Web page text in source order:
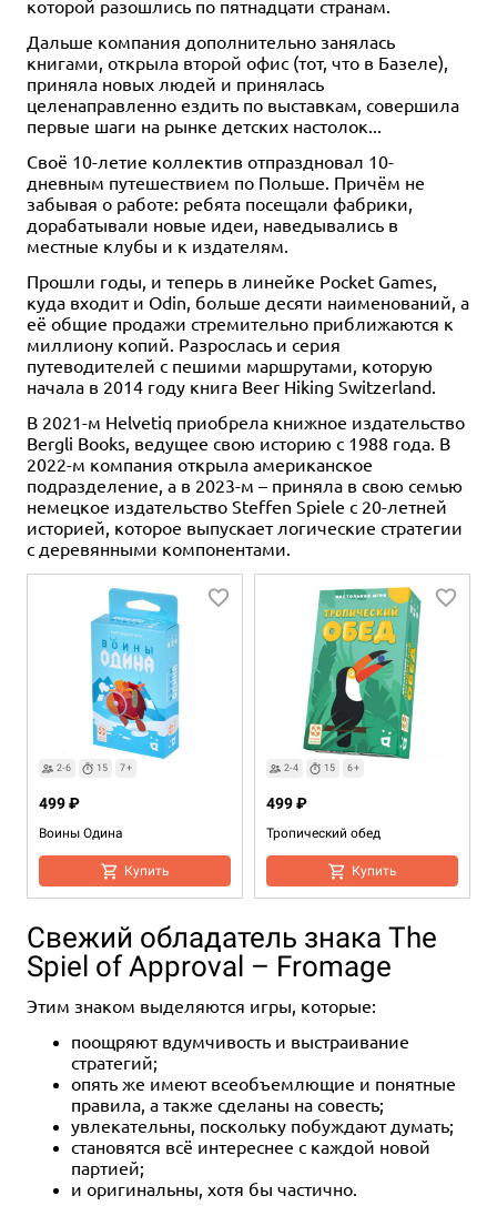
которой разошлись по пятнадцати странам.
Дальше компания дополнительно занялась
книгами, открыла второй офис (тот, что в Базеле),
приняла новых людей и принялась
целенаправленно ездить по выставкам, совершила
первые шаги на рынке детских настолок...
Своё 10-летие коллектив отпраздновал 10-
дневным путешествием по Польше. Причём не
забывая о работе: ребята посещали фабрики,
дорабатывали новые идеи, наведывались в
местные клубы и к издателям.
Прошли годы, и теперь в линейке Pocket Games,
куда входит и Odin, больше десяти наименований, а
её общие продажи стремительно приближаются к
миллиону копий. Разрослась и серия
путеводителей с пешими маршрутами, которую
начала в 2014 году книга Beer Hiking Switzerland.
В 2021-м Helvetiq приобрела книжное издательство
Bergli Books, ведущее свою историю с 1988 года. В
2022-м компания открыла американское
подразделение, а в 2023-м – приняла в свою семью
немецкое издательство Steffen Spiele с 20-летней
историей, которое выпускает логические стратегии
с деревянными компонентами.
2-6 15 7+
Воины Одина
499 ₽
Купить
2-4 15 6+
Тропический обед
499 ₽
Купить
15 6+
Хватай пломбир!
499 ₽
Купить
Свежий обладатель знака The
Spiel of Approval – Fromage
Этим знаком выделяются игры, которые:
поощряют вдумчивость и выстраивание
стратегий;
опять же имеют всеобъемлющие и понятные
правила, а также сделаны на совесть;
увлекательны, поскольку побуждают думать;
становятся всё интереснее с каждой новой
партией;
и оригинальны, хотя бы частично.